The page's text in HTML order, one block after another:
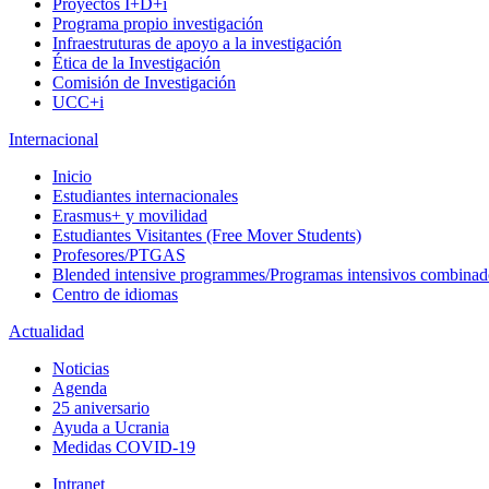
Proyectos I+D+i
Programa propio investigación
Infraestruturas de apoyo a la investigación
Ética de la Investigación
Comisión de Investigación
UCC+i
Internacional
Inicio
Estudiantes internacionales
Erasmus+ y movilidad
Estudiantes Visitantes (Free Mover Students)
Profesores/PTGAS
Blended intensive programmes/Programas intensivos
Centro de idiomas
Actualidad
Noticias
Agenda
25 aniversario
Ayuda a Ucrania
Medidas COVID-19
Intranet